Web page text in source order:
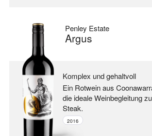
Penley Estate
Argus
Komplex und gehaltvoll
Ein Rotwein aus
die ideale Weinbegleitung
Steak.
2016